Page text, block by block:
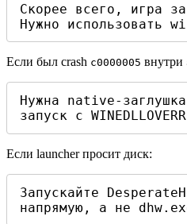
Скорее всего, игра
Нужно использовать
Если был crash c0000005 внутри
Нужна native-
запуск с
Если launcher просит диск:
Запускайте
напрямую, а не